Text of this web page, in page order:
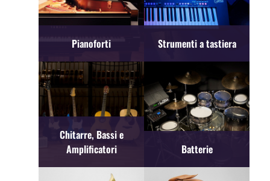
Pianoforti Strumenti a tastiera
Chitarre, Bassi e
Amplificatori
Batterie